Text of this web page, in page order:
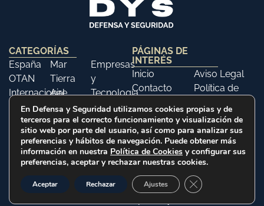
CATEGORÍAS
España
OTAN
Internacional
Opinión
Mar
Tierra
Aire
Libros
Empresas
y
Tecnología
Ferias y
Eventos
Historia
PÁGINAS DE
INTERÉS
Inicio
Contacto
Aviso Legal
Política de
Política de
Cookies
2025 © Defensa y Seguridad. Todos los derechos
reservados
En Defensa y Seguridad utilizamos cookies propias y de
terceros para el correcto funcionamiento y visualización de
sitio web por parte del usuario, así como para analizar sus
preferencias y hábitos de navegación. Puede obtener más
información en nuestra Política de Cookies y configurar sus
preferencias, aceptar y rechazar nuestras cookies.
Aceptar Rechazar Ajustes Cerrar el banner